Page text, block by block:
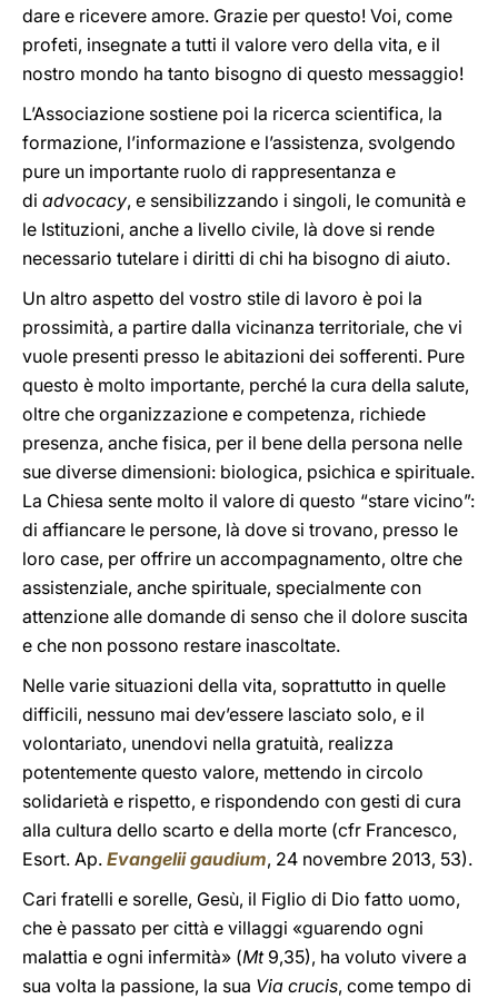
dare e ricevere amore. Grazie per questo! Voi, come
profeti, insegnate a tutti il valore vero della vita, e il
nostro mondo ha tanto bisogno di questo messaggio!
L’Associazione sostiene poi la ricerca scientifica, la
formazione, l’informazione e l’assistenza, svolgendo
pure un importante ruolo di rappresentanza e
di advocacy, e sensibilizzando i singoli, le comunità e
le Istituzioni, anche a livello civile, là dove si rende
necessario tutelare i diritti di chi ha bisogno di aiuto.
Un altro aspetto del vostro stile di lavoro è poi la
prossimità, a partire dalla vicinanza territoriale, che vi
vuole presenti presso le abitazioni dei sofferenti. Pure
questo è molto importante, perché la cura della salute,
oltre che organizzazione e competenza, richiede
presenza, anche fisica, per il bene della persona nelle
sue diverse dimensioni: biologica, psichica e spirituale.
La Chiesa sente molto il valore di questo “stare vicino”:
di affiancare le persone, là dove si trovano, presso le
loro case, per offrire un accompagnamento, oltre che
assistenziale, anche spirituale, specialmente con
attenzione alle domande di senso che il dolore suscita
e che non possono restare inascoltate.
Nelle varie situazioni della vita, soprattutto in quelle
difficili, nessuno mai dev’essere lasciato solo, e il
volontariato, unendovi nella gratuità, realizza
potentemente questo valore, mettendo in circolo
solidarietà e rispetto, e rispondendo con gesti di cura
alla cultura dello scarto e della morte (cfr Francesco,
Esort. Ap. Evangelii gaudium, 24 novembre 2013, 53).
Cari fratelli e sorelle, Gesù, il Figlio di Dio fatto uomo,
che è passato per città e villaggi «guarendo ogni
malattia e ogni infermità» (Mt9,35), ha voluto vivere a
sua volta la passione, la sua Via crucis, come tempo di